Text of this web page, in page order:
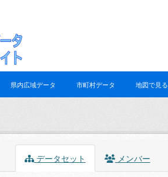
県内広域データ 市町村データ 地図で見る
データセット メンバー